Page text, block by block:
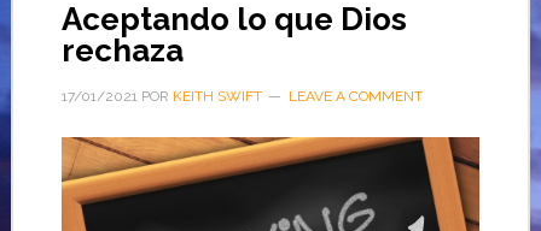
Aceptando lo que Dios
rechaza
17/01/2021POR KEITH SWIFT LEAVE A COMMENT